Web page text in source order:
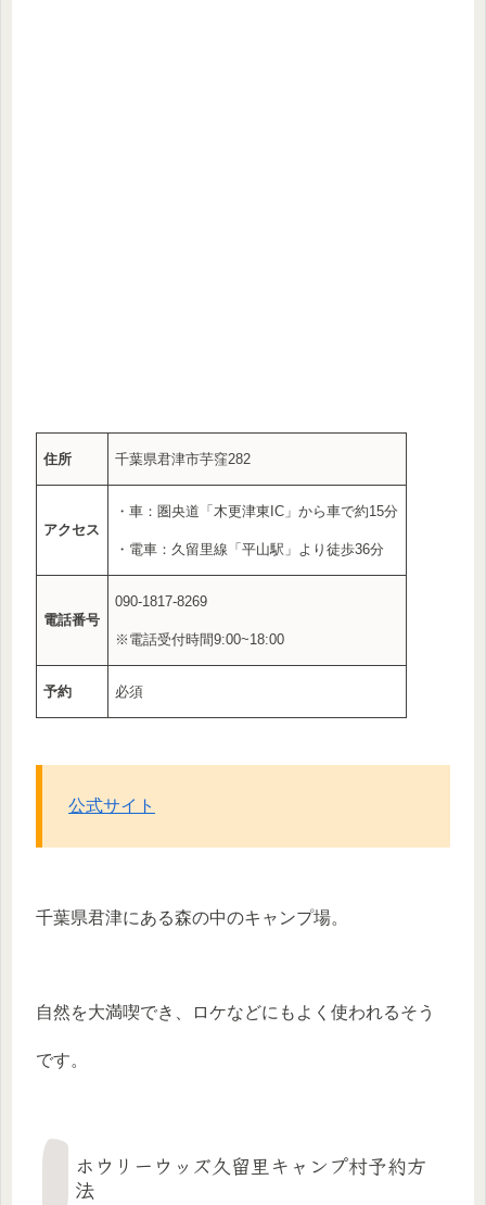
住所 千葉県君津市芋窪282
アクセス
・車：圏央道「木更津東IC」から車で約15分
・電車：久留里線「平山駅」より徒歩36分
電話番号
090-1817-8269
※電話受付時間9:00~18:00
予約 必須
公式サイト
千葉県君津にある森の中のキャンプ場。
自然を大満喫でき、ロケなどにもよく使われるそう
です。
ホウリーウッズ久留里キャンプ村予約方
法